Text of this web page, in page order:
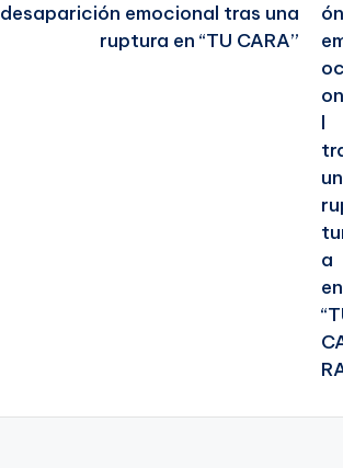
desaparición emocional tras una
ruptura en “TU CARA”